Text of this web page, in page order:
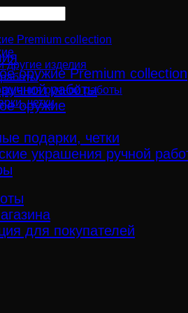
оружие Premium collection
работы
оружие
подарки, четки
украшения ручной
для покупателей
Premium collection
другие изделия
ручной работы
четки